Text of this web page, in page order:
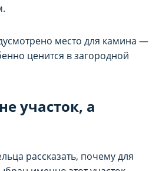
место для камина —
ценится в загородной
участок, а
рассказать, почему для